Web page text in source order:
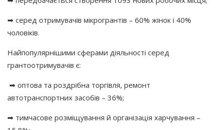
➡ серед отримувачів мікрогрантів – 60% жінок і 40%
чоловіків.
Найпопулярнішими сферами діяльності серед
грантоотримувачів є:
➡ оптова та роздрібна торгівля, ремонт
автотранспортних засобів – 36%;
➡ тимчасове розміщування й організація харчування –